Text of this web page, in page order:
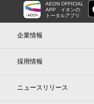
AEON OFFICIAL
APP
イオンの
トータルアプリ
企業情報
採用情報
ニュースリリース